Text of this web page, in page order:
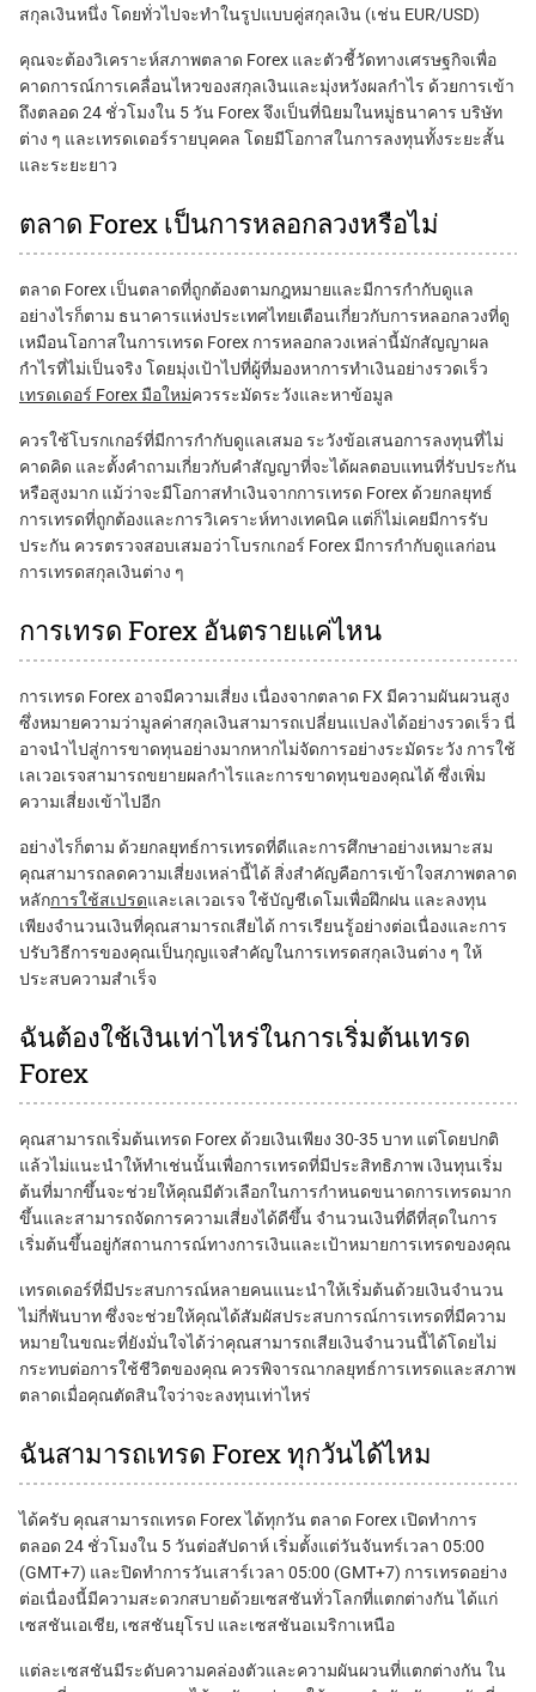
สกุลเงินหนึ่ง โดยทั่วไปจะทำในรูปแบบคู่สกุลเงิน (เช่น EUR/USD)
คุณจะต้องวิเคราะห์สภาพตลาด Forex และตัวชี้วัดทางเศรษฐกิจเพื่อ
คาดการณ์การเคลื่อนไหวของสกุลเงินและมุ่งหวังผลกำไร ด้วยการเข้า
ถึงตลอด 24 ชั่วโมงใน 5 วัน Forex จึงเป็นที่นิยมในหมู่ธนาคาร บริษัท
ต่าง ๆ และเทรดเดอร์รายบุคคล โดยมีโอกาสในการลงทุนทั้งระยะสั้น
และระยะยาว
ตลาด Forex เป็นการหลอกลวงหรือไม่
ตลาด Forex เป็นตลาดที่ถูกต้องตามกฎหมายและมีการกำกับดูแล
อย่างไรก็ตาม ธนาคารแห่งประเทศไทยเตือนเกี่ยวกับการหลอกลวงที่ดู
เหมือนโอกาสในการเทรด Forex การหลอกลวงเหล่านี้มักสัญญาผล
กำไรที่ไม่เป็นจริง โดยมุ่งเป้าไปที่ผู้ที่มองหาการทำเงินอย่างรวดเร็ว
เทรดเดอร์ Forex มือใหม่ควรระมัดระวังและหาข้อมูล
ควรใช้โบรกเกอร์ที่มีการกำกับดูแลเสมอ ระวังข้อเสนอการลงทุนที่ไม่
คาดคิด และตั้งคำถามเกี่ยวกับคำสัญญาที่จะได้ผลตอบแทนที่รับประกัน
หรือสูงมาก แม้ว่าจะมีโอกาสทำเงินจากการเทรด Forex ด้วยกลยุทธ์
การเทรดที่ถูกต้องและการวิเคราะห์ทางเทคนิค แต่ก็ไม่เคยมีการรับ
ประกัน ควรตรวจสอบเสมอว่าโบรกเกอร์ Forex มีการกำกับดูแลก่อน
การเทรดสกุลเงินต่าง ๆ
การเทรด Forex อันตรายแค่ไหน
การเทรด Forex อาจมีความเสี่ยง เนื่องจากตลาด FX มีความผันผวนสูง
ซึ่งหมายความว่ามูลค่าสกุลเงินสามารถเปลี่ยนแปลงได้อย่างรวดเร็ว นี่
อาจนำไปสู่การขาดทุนอย่างมากหากไม่จัดการอย่างระมัดระวัง การใช้
เลเวอเรจสามารถขยายผลกำไรและการขาดทุนของคุณได้ ซึ่งเพิ่ม
ความเสี่ยงเข้าไปอีก
อย่างไรก็ตาม ด้วยกลยุทธ์การเทรดที่ดีและการศึกษาอย่างเหมาะสม
คุณสามารถลดความเสี่ยงเหล่านี้ได้ สิ่งสำคัญคือการเข้าใจสภาพตลาด
หลักการใช้สเปรดและเลเวอเรจ ใช้บัญชีเดโมเพื่อฝึกฝน และลงทุน
เพียงจำนวนเงินที่คุณสามารถเสียได้ การเรียนรู้อย่างต่อเนื่องและการ
ปรับวิธีการของคุณเป็นกุญแจสำคัญในการเทรดสกุลเงินต่าง ๆ ให้
ประสบความสำเร็จ
ฉันต้องใช้เงินเท่าไหร่ในการเริ่มต้นเทรด
Forex
คุณสามารถเริ่มต้นเทรด Forex ด้วยเงินเพียง 30-35 บาท แต่โดยปกติ
แล้วไม่แนะนำให้ทำเช่นนั้นเพื่อการเทรดที่มีประสิทธิภาพ เงินทุนเริ่ม
ต้นที่มากขึ้นจะช่วยให้คุณมีตัวเลือกในการกำหนดขนาดการเทรดมาก
ขึ้นและสามารถจัดการความเสี่ยงได้ดีขึ้น จำนวนเงินที่ดีที่สุดในการ
เริ่มต้นขึ้นอยู่กัสถานการณ์ทางการเงินและเป้าหมายการเทรดของคุณ
เทรดเดอร์ที่มีประสบการณ์หลายคนแนะนำให้เริ่มต้นด้วยเงินจำนวน
ไม่กี่พันบาท ซึ่งจะช่วยให้คุณได้สัมผัสประสบการณ์การเทรดที่มีความ
หมายในขณะที่ยังมั่นใจได้ว่าคุณสามารถเสียเงินจำนวนนี้ได้โดยไม่
กระทบต่อการใช้ชีวิตของคุณ ควรพิจารณากลยุทธ์การเทรดและสภาพ
ตลาดเมื่อคุณตัดสินใจว่าจะลงทุนเท่าไหร่
ฉันสามารถเทรด Forex ทุกวันได้ไหม
ได้ครับ คุณสามารถเทรด Forex ได้ทุกวัน ตลาด Forex เปิดทำการ
ตลอด 24 ชั่วโมงใน 5 วันต่อสัปดาห์ เริ่มตั้งแต่วันจันทร์เวลา 05:00
(GMT+7) และปิดทำการวันเสาร์เวลา 05:00 (GMT+7) การเทรดอย่าง
ต่อเนื่องนี้มีความสะดวกสบายด้วยเซสชันทั่วโลกที่แตกต่างกัน ได้แก่
เซสชันเอเชีย, เซสชันยุโรป และเซสชันอเมริกาเหนือ
แต่ละเซสชันมีระดับความคล่องตัวและความผันผวนที่แตกต่างกัน ใน